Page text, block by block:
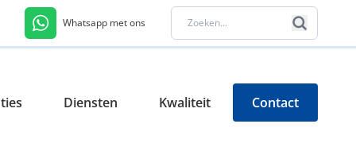
Whatsapp met ons
Diensten Kwaliteit Contact